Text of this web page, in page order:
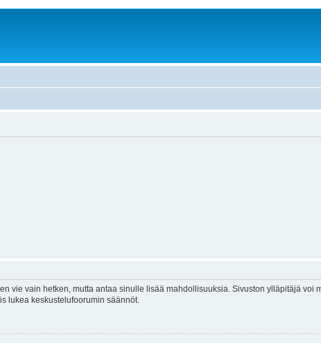
vie vain hetken, mutta antaa sinulle lisää mahdollisuuksia. Sivuston ylläpitäjä
lukea keskustelufoorumin säännöt.